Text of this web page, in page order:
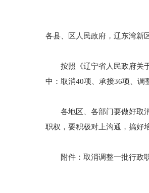
各县、区人民政府，辽东湾新
按照《辽宁省人民政府关于
中：取消40项、承接36项、调
各地区、各部门要做好取消
职权，要积极对上沟通，搞好
附件：取消调整一批行政